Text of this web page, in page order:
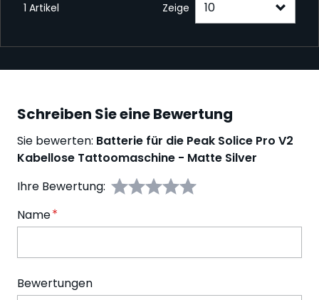
1 Artikel Zeige
Schreiben Sie eine Bewertung
Sie bewerten: Batterie für die Peak Solice Pro V2
Kabellose Tattoomaschine - Matte Silver
Ihre Bewertung:
Name
Bewertungen